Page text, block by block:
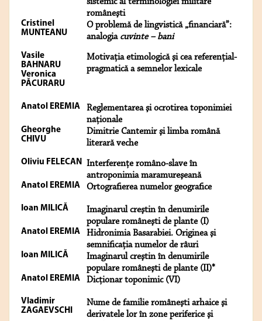
sistemic al terminologiei militare
româneşti
Cristinel
MUNTEANU
O problemă de lingvistică „financiară”:
analogia cuvinte – bani
Vasile
BAHNARU
Veronica
PĂCURARU
Motivaţia etimologică şi cea referenţial-
pragmatică a semnelor lexicale
Anatol EREMIA
Reglementarea şi ocrotirea toponimiei
naţionale
Gheorghe
CHIVU
Dimitrie Cantemir şi limba română
literară veche
Oliviu FELECAN Interferenţe româno-slave în
antroponimia maramureşeană
Anatol EREMIA Ortografierea numelor geografice
Ioan MILICĂ
Imaginarul creştin în denumirile
populare româneşti de plante (I)
Anatol EREMIA
Hidronimia Basarabiei. Originea şi
semnificaţia numelor de râuri
Ioan MILICĂ
Imaginarul creştin în denumirile
populare româneşti de plante (II)*
Anatol EREMIA Dicţionar toponimic (VI)
Vladimir
ZAGAEVSCHI
Nume de familie româneşti arhaice şi
derivatele lor în zone periferice şi